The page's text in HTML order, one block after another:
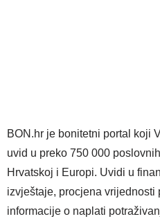
BON.hr je bonitetni portal koji
uvid u preko 750 000
Hrvatskoj i Europi. Uvidi u
izvještaje, procjena vrijednosti
informacije o naplati